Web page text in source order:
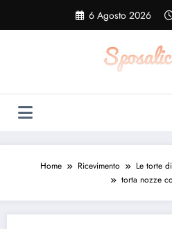
contenuto
6 Agosto 2026
Home Ricevimento
Le torte
torta nozze